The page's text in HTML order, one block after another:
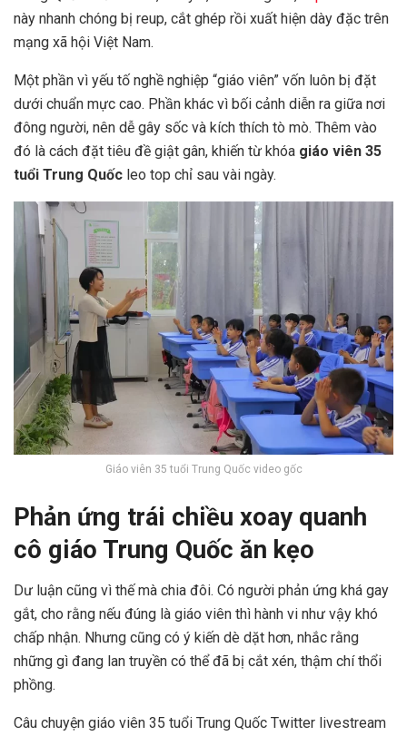
này nhanh chóng bị reup, cắt ghép rồi xuất hiện dày đặc trên
mạng xã hội Việt Nam.
Một phần vì yếu tố nghề nghiệp “giáo viên” vốn luôn bị đặt
dưới chuẩn mực cao. Phần khác vì bối cảnh diễn ra giữa nơi
đông người, nên dễ gây sốc và kích thích tò mò. Thêm vào
đó là cách đặt tiêu đề giật gân, khiến từ khóa giáo viên 35
tuổi Trung Quốc leo top chỉ sau vài ngày.
Giáo viên 35 tuổi Trung Quốc video gốc
Phản ứng trái chiều xoay quanh
cô giáo Trung Quốc ăn kẹo
Dư luận cũng vì thế mà chia đôi. Có người phản ứng khá gay
gắt, cho rằng nếu đúng là giáo viên thì hành vi như vậy khó
chấp nhận. Nhưng cũng có ý kiến dè dặt hơn, nhắc rằng
những gì đang lan truyền có thể đã bị cắt xén, thậm chí thổi
phồng.
Câu chuyện giáo viên 35 tuổi Trung Quốc Twitter livestream